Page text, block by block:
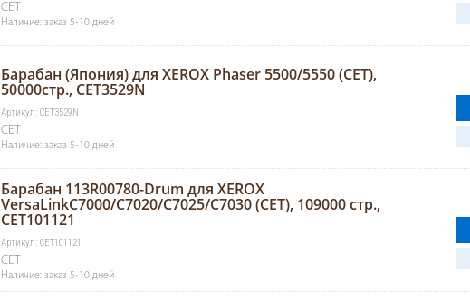
CET
Наличие: заказ 5-10 дней
Барабан (Япония) для XEROX Phaser 5500/5550 (CET),
50000стр., CET3529N
Артикул: CET3529N
CET
Наличие: заказ 5-10 дней
Барабан 113R00780-Drum для XEROX
VersaLinkC7000/C7020/C7025/C7030 (CET), 109000 стр.,
CET101121
Артикул: CET101121
CET
Наличие: заказ 5-10 дней